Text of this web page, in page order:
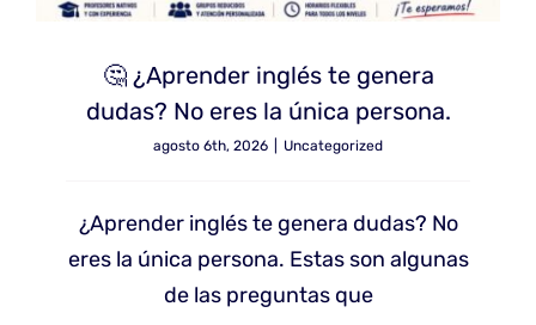
🤔 ¿Aprender inglés te genera
dudas? No eres la única persona.
agosto 6th, 2026 Uncategorized
¿Aprender inglés te genera dudas? No
eres la única persona. Estas son algunas
de las preguntas que